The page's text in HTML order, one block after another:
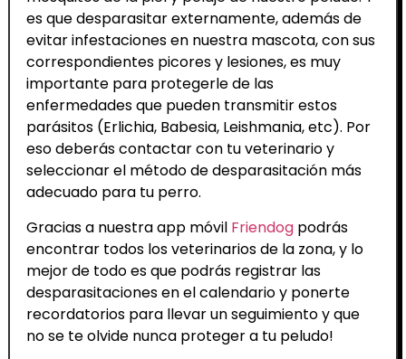
es que desparasitar externamente, además de
evitar infestaciones en nuestra mascota, con sus
correspondientes picores y lesiones, es muy
importante para protegerle de las
enfermedades que pueden transmitir estos
parásitos (Erlichia, Babesia, Leishmania, etc). Por
eso deberás contactar con tu veterinario y
seleccionar el método de desparasitación más
adecuado para tu perro.
Gracias a nuestra app móvil Friendogpodrás
encontrar todos los veterinarios de la zona, y lo
mejor de todo es que podrás registrar las
desparasitaciones en el calendario y ponerte
recordatorios para llevar un seguimiento y que
no se te olvide nunca proteger a tu peludo!